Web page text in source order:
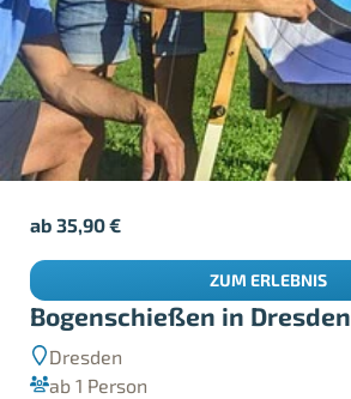
Bogenschießen in Dresden
Dresden
ab 1 Person
ab35,90€
ZUM ERLEBNIS